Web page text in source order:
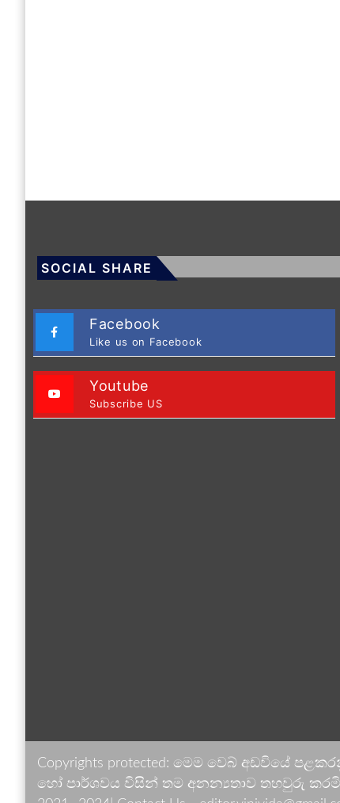
SOCIAL SHARE
Facebook
Like us on Facebook
Youtube
Subscribe US
Copyrights protected: මෙම වෙබ් අඩවියේ
හෝ පාර්ශවය විසින් තම අනන්‍යතාව තහවුරු